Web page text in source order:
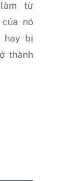
từ
nó
hay bị
thành